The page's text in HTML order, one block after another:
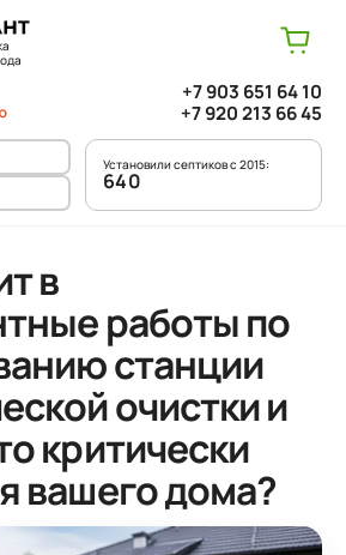
Установили септиков с 2015:
640
+7 903 651 64 10
+7 920 213 66 45
в
работы по
станции
очистки и
критически
вашего дома?